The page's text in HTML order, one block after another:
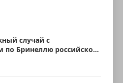
случай с
по Бринеллю российского